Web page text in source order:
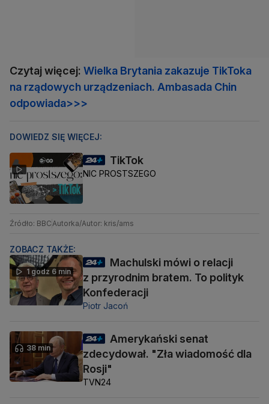
Czytaj więcej: Wielka Brytania zakazuje TikToka
na rządowych urządzeniach. Ambasada Chin
odpowiada>>>
DOWIEDZ SIĘ WIĘCEJ:
TikTok
NIC PROSTSZEGO
Źródło: BBC Autorka/Autor: kris/ams
ZOBACZ TAKŻE:
1 godz 6 min
Machulski mówi o relacji
z przyrodnim bratem. To polityk
Konfederacji
Piotr Jacoń
38 min
Amerykański senat
zdecydował. "Zła wiadomość dla
Rosji"
TVN24